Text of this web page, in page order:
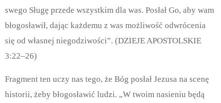
swego Sługę przede wszystkim dla was. Posłał Go, aby wam
błogosławił, dając każdemu z was możliwość odwrócenia
się od własnej niegodziwości”. (DZIEJE APOSTOLSKIE
3:22–26)
Fragment ten uczy nas tego, że Bóg posłał Jezusa na scenę
historii, żeby błogosławić ludzi. „W twoim nasieniu będą